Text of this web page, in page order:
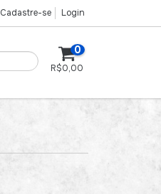
Cadastre-se Login
0
R$0,00